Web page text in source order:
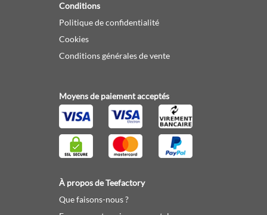
Conditions
Politique de confidentialité
Cookies
Conditions générales de vente
Moyens de paiement acceptés
À propos de Teefactory
Que faisons-nous ?